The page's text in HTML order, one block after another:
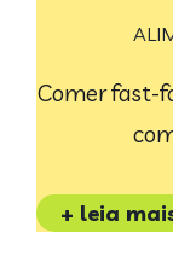
Comer fast-
+ leia